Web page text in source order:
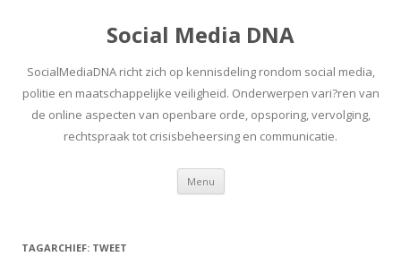
Social Media DNA
SocialMediaDNA richt zich op kennisdeling rondom social media,
politie en maatschappelijke veiligheid. Onderwerpen vari?ren van
de online aspecten van openbare orde, opsporing, vervolging,
rechtspraak tot crisisbeheersing en communicatie.
Menu Spring
inhoud
TAGARCHIEF: TWEET